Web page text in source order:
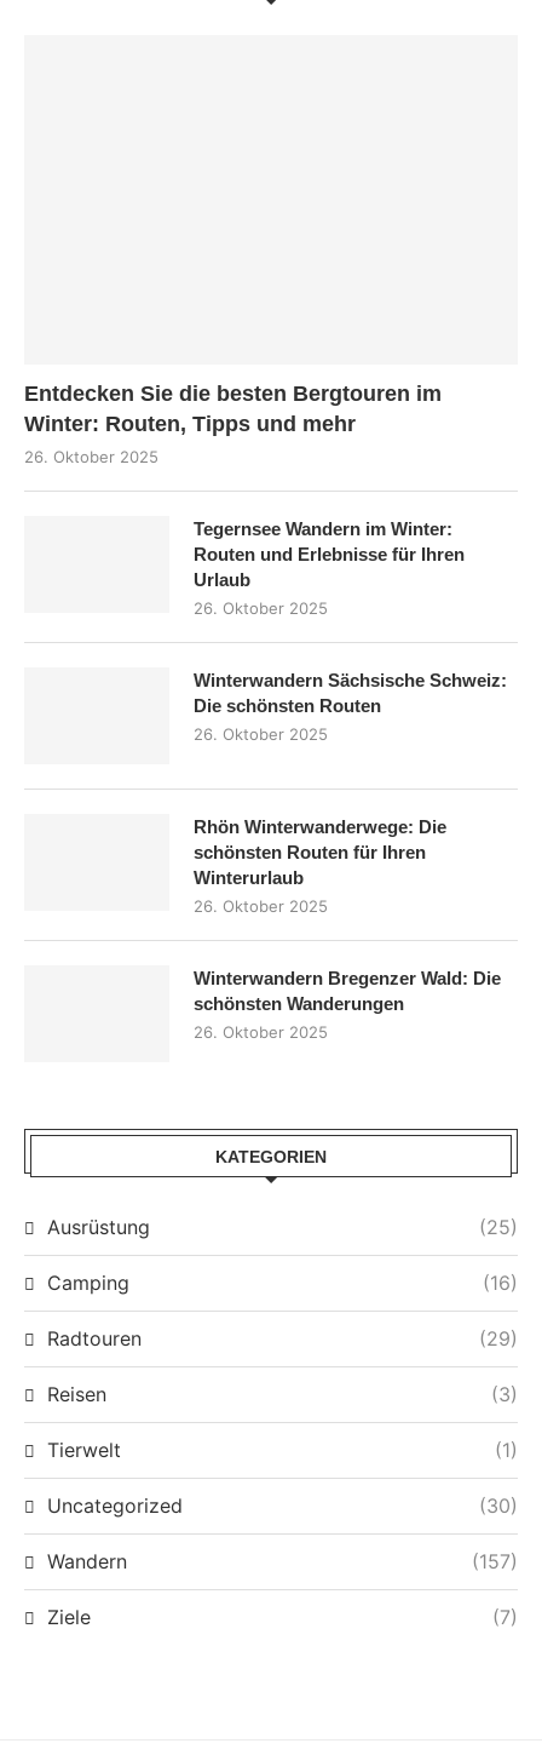
Entdecken Sie die besten Bergtouren im
Winter: Routen, Tipps und mehr
26. Oktober 2025
Tegernsee Wandern im Winter:
Routen und Erlebnisse für Ihren
Urlaub
26. Oktober 2025
Winterwandern Sächsische Schweiz:
Die schönsten Routen
26. Oktober 2025
Rhön Winterwanderwege: Die
schönsten Routen für Ihren
Winterurlaub
26. Oktober 2025
Winterwandern Bregenzer Wald: Die
schönsten Wanderungen
26. Oktober 2025
KATEGORIEN
Ausrüstung (25)
Camping (16)
Radtouren (29)
Reisen (3)
Tierwelt (1)
Uncategorized (30)
Wandern (157)
Ziele (7)